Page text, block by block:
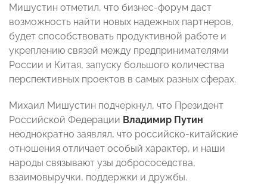
Мишустин отметил, что бизнес-форум даст
возможность найти новых надежных партнеров,
будет способствовать продуктивной работе и
укреплению связей между предпринимателями
России и Китая, запуску большого количества
перспективных проектов в самых разных сферах.
Михаил Мишустин подчеркнул, что Президент
Российской Федерации Владимир Путин
неоднократно заявлял, что российско-китайские
отношения отличает особый характер, и наши
народы связывают узы добрососедства,
взаимовыручки, поддержки и дружбы.